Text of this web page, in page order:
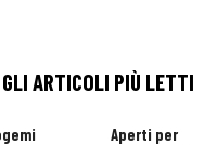
GLI ARTICOLI PIÙ LETTI
Aperti per